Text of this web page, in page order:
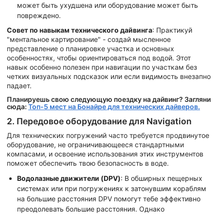
может быть ухудшена или оборудование может быть
повреждено.
Совет по навыкам технического дайвинга: Практикуй
"ментальное картирование" - создай мысленное
представление о планировке участка и основных
особенностях, чтобы ориентироваться под водой. Этот
навык особенно полезен при навигации по участкам без
четких визуальных подсказок или если видимость внезапно
падает.
Планируешь свою следующую поездку на дайвинг? Загляни
сюда: Топ-5 мест на Бонайре для технических дайверов.
2. Передовое оборудование для Navigation
Для технических погружений часто требуется продвинутое
оборудование, не ограничивающееся стандартными
компасами, и освоение использования этих инструментов
поможет обеспечить твою безопасность в воде.
Водолазные движители (DPV): В обширных пещерных
системах или при погружениях к затонувшим кораблям
на большие расстояния DPV помогут тебе эффективно
преодолевать большие расстояния. Однако